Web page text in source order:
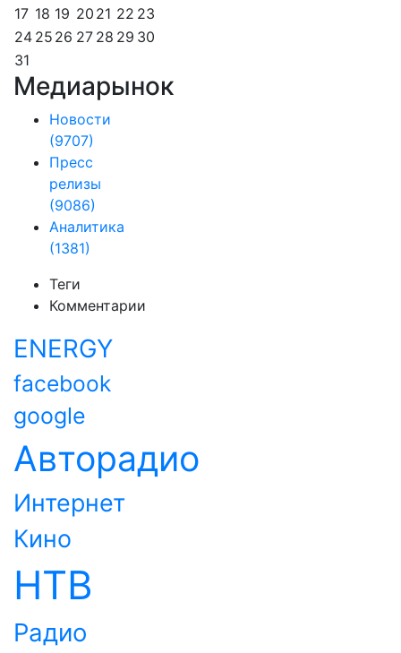
17 18 19 20 21 22 23
24 25 26 27 28 29 30
31
Медиарынок
Новости
(9707)
Пресс
релизы
(9086)
Аналитика
(1381)
Теги
Комментарии
ENERGY
facebook
google
Авторадио
Интернет
Кино
НТВ
Радио